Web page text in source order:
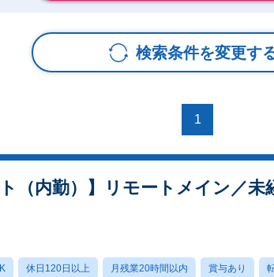
検索条件を変更す
1
（内勤）】リモートメイン／
休日120日以上 月残業20時間以内 賞与あり